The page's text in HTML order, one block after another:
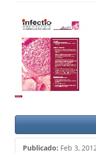
Barra
lateral
del
artículo
Publicado: Feb 3,